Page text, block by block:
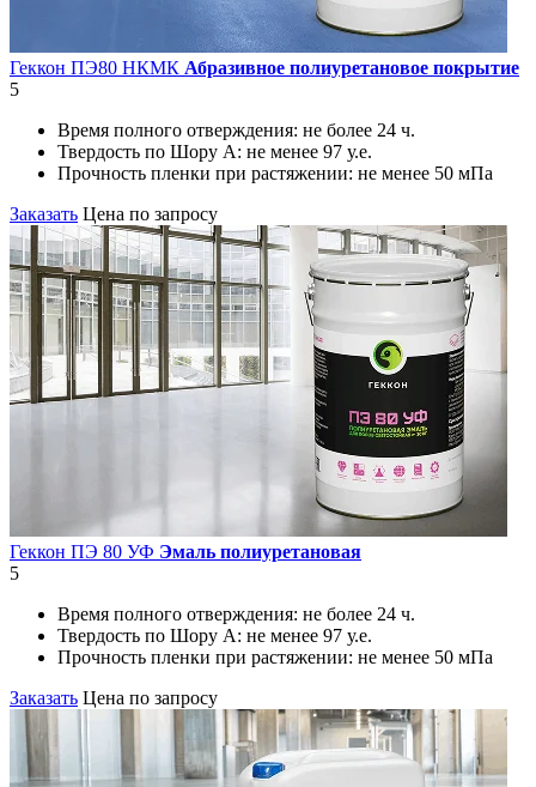
Геккон ПЭ80 НКМК Абразивное полиуретановое покрытие
5
Время полного отверждения: не более 24 ч.
Твердость по Шору А: не менее 97 у.е.
Прочность пленки при растяжении: не менее 50 мПа
Заказать Цена по запросу
Геккон ПЭ 80 УФ Эмаль полиуретановая
5
Время полного отверждения: не более 24 ч.
Твердость по Шору А: не менее 97 у.е.
Прочность пленки при растяжении: не менее 50 мПа
Заказать Цена по запросу